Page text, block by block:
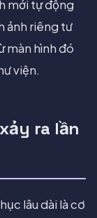
mới tự động
ảnh riêng tư
màn hình đó
viện.
ra lần
lâu dài là cơ